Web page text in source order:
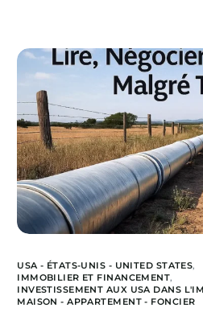
USA - ÉTATS-UNIS - UNITED STATES,
IMMOBILIER ET FINANCEMENT,
INVESTISSEMENT AUX USA DANS
MAISON - APPARTEMENT - FONCIER